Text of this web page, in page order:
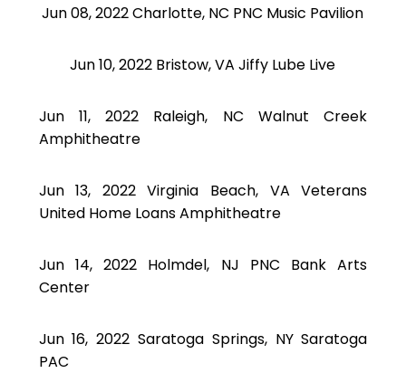
Jun 08, 2022 Charlotte, NC PNC Music Pavilion
Jun 10, 2022 Bristow, VA Jiffy Lube Live
Jun 11, 2022 Raleigh, NC Walnut Creek
Amphitheatre
Jun 13, 2022 Virginia Beach, VA Veterans
United Home Loans Amphitheatre
Jun 14, 2022 Holmdel, NJ PNC Bank Arts
Center
Jun 16, 2022 Saratoga Springs, NY Saratoga
PAC